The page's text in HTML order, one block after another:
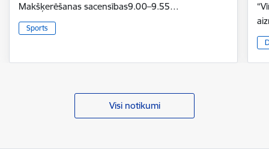
Makšķerēšanas sacensības9.00–9.55…
Sports
Visi notikumi